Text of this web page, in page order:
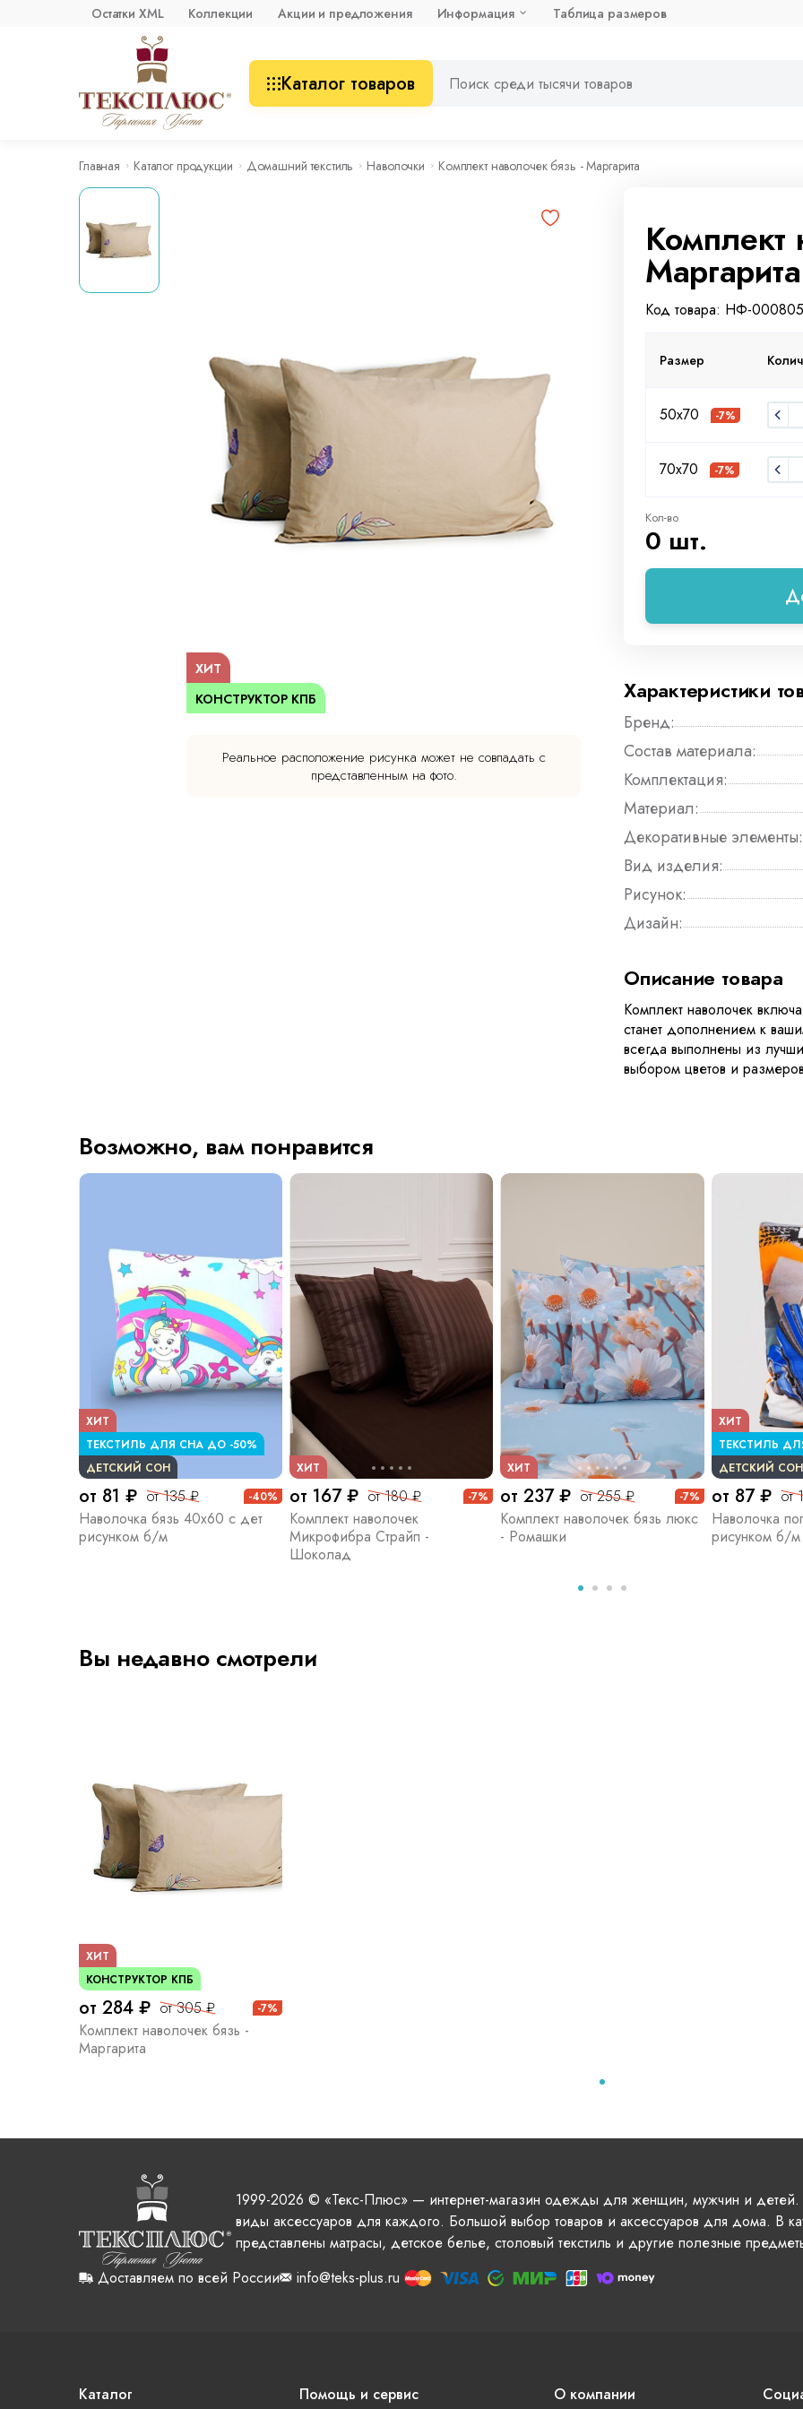
Остатки XML Коллекции Акции и предложения Информация Таблица размеров
Каталог товаров
Главная Каталог продукции Домашний текстиль Наволочки Комплект наволочек бязь - Маргарита
КОНСТРУКТОР КПБ
ХИТ
Реальное расположение рисунка может не совпадать с
представленным на фото.
Комплект
Маргарита
Код товара: НФ-
Размер
50х70 -7%
70х70 -7%
Кол-во
0 шт.
Характеристики
Бренд:
Состав материала:
Комплектация:
Материал:
Декоративные элементы:
Вид изделия:
Рисунок:
Дизайн:
Описание товара
Комплект наволочек
станет дополнением к
всегда выполнены из
выбором цветов и
Возможно, вам понравится
ТЕКСТИЛЬ ДЛЯ СНА ДО -50%
ДЕТСКИЙ СОН
ХИТ
от 81 ₽ от 135 ₽ -40%
Наволочка бязь 40х60 с дет
рисунком б/м
ХИТ
от 167 ₽ от 180 ₽ -7%
Комплект наволочек
Микрофибра Страйп -
Шоколад
ХИТ
от 237 ₽ от 255 ₽ -7%
Комплект наволочек бязь люкс
- Ромашки
ТЕКСТИЛЬ
ДЕТСКИЙ СОН
ХИТ
от 87 ₽ от
Наволочка
рисунком б/м
Вы недавно смотрели
КОНСТРУКТОР КПБ
ХИТ
от 284 ₽ от 305 ₽ -7%
Комплект наволочек бязь -
Маргарита
1999-2026 © «Текс-Плюс» — интернет-магазин одежды для женщин, мужчин и детей.
виды аксессуаров для каждого. Большой выбор товаров и аксессуаров для дома. В
представлены матрасы, детское белье, столовый текстиль и другие полезные
Доставляем по всей России
info@teks-plus.ru
Каталог Помощь и сервис О компании